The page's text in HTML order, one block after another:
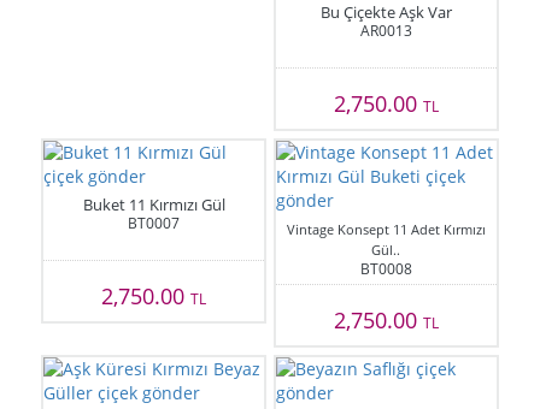
Bu Çiçekte Aşk Var
AR0013
2,750.00 TL
Buket 11 Kırmızı Gül
BT0007
2,750.00TL
Vintage Konsept 11 Adet Kırmızı
Gül..
BT0008
2,750.00 TL